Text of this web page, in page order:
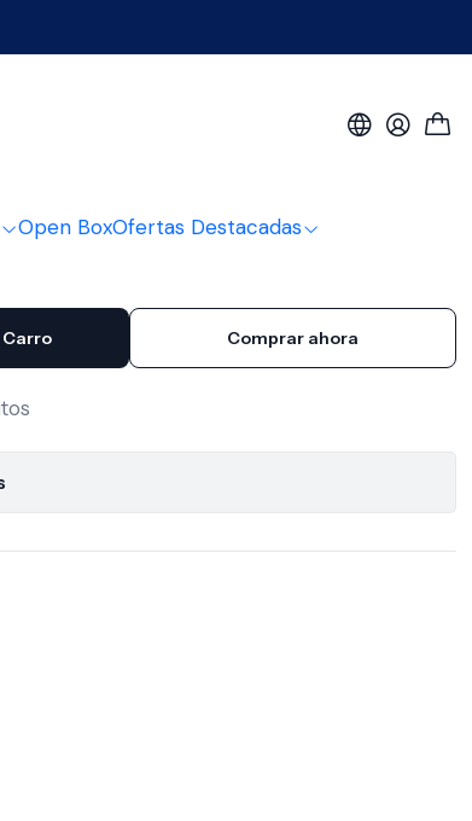
Open BoxOfertas Destacadas
Comprar ahora